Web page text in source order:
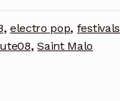
, electro pop, festivals
,Saint Malo